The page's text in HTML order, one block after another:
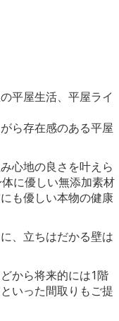
平屋生活、平屋ライ
ら存在感のある平屋
心地の良さを叶えら
に優しい無添加素材
も優しい本物の健康
、立ちはだかる壁は
から将来的には1階
いった間取りもご提